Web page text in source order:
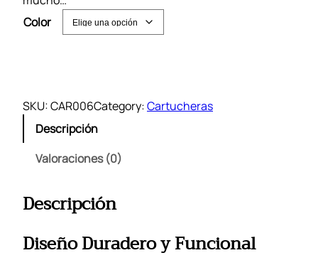
Color
SKU:CAR006Category:Cartucheras
Descripción
Valoraciones (0)
Descripción
Diseño Duradero y Funcional